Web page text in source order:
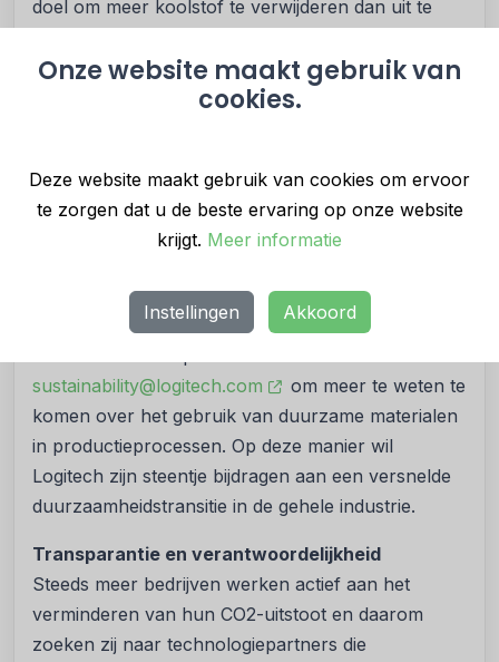
Onze website maakt gebruik van
cookies.
Deze website maakt gebruik van cookies om ervoor
te zorgen dat u de beste ervaring op onze website
krijgt. Meer informatie
Instellingen Akkoord
doel om meer koolstof te verwijderen dan uit te
Om CO2-uitstoot op grotere schaal te reduceren
en progressie binnen de hele industrie te
en kennis over het integreren van duurzame
materialen in productieprocessen aan. Hierdoor
kan welke organisatie dan ook binnen de markt
expertise van Logitech om stappen te zetten
omtrent zijn eigen duurzaamheidsdoelen. Bedrijven
sustainability@logitech.com
om meer te weten te
komen over het gebruik van duurzame materialen
in productieprocessen. Op deze manier wil
Logitech zijn steentje bijdragen aan een versnelde
duurzaamheidstransitie in de gehele industrie.
Transparantie en verantwoordelijkheid
Steeds meer bedrijven werken actief aan het
verminderen van hun CO2-uitstoot en daarom
zoeken zij naar technologiepartners die